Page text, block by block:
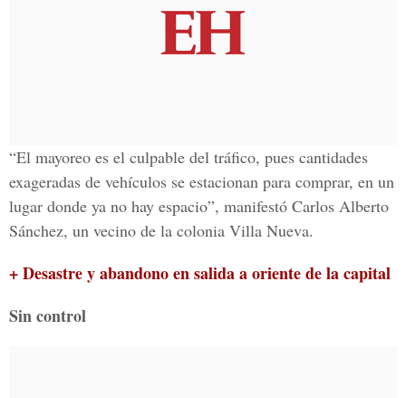
“El mayoreo es el culpable del tráfico, pues cantidades
exageradas de vehículos se estacionan para comprar, en un
lugar donde ya no hay espacio”, manifestó Carlos Alberto
Sánchez, un vecino de la colonia Villa Nueva.
+ Desastre y abandono en salida a oriente de la capital
Sin control